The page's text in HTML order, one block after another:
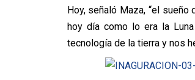
Hoy, señaló Maza, “el
hoy día como lo era la
tecnología de la tierra y nos